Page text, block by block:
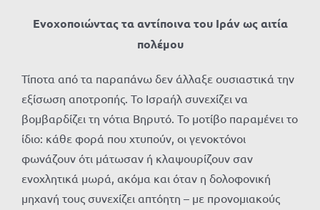
Ενοχοποιώντας τα αντίποινα του Ιράν ως αιτία
πολέμου
Τίποτα από τα παραπάνω δεν άλλαξε ουσιαστικά την
εξίσωση αποτροπής. Το Ισραήλ συνεχίζει να
βομβαρδίζει τη νότια Βηρυτό. Το μοτίβο παραμένει το
ίδιο: κάθε φορά που χτυπούν, οι γενοκτόνοι
φωνάζουν ότι μάτωσαν ή κλαψουρίζουν σαν
ενοχλητικά μωρά, ακόμα και όταν η δολοφονική
μηχανή τους συνεχίζει απτόητη – με προνομιακούς